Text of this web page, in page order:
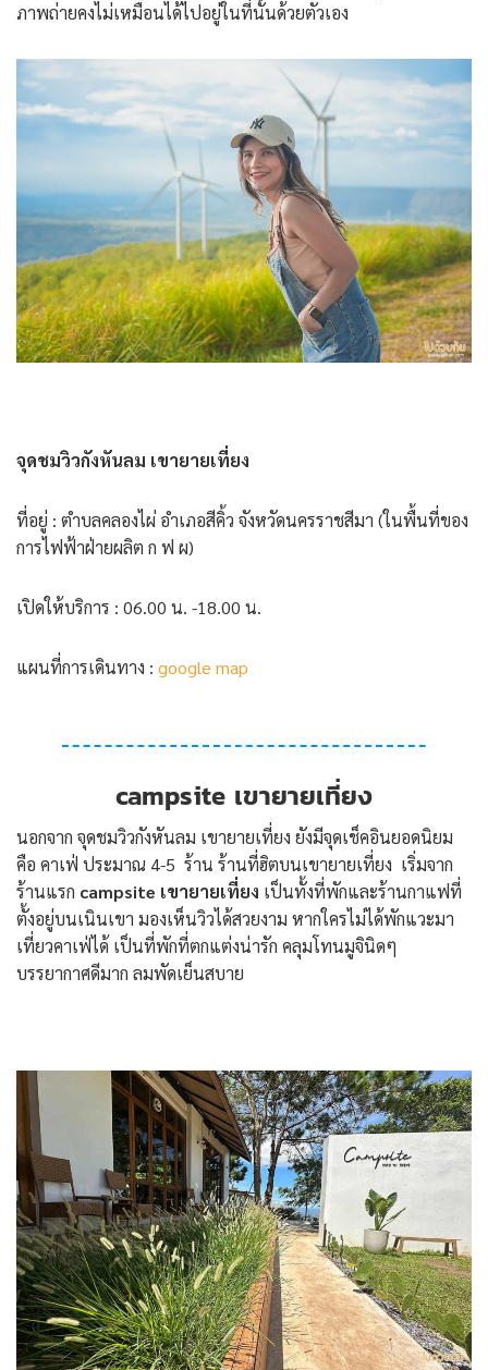
ภาพถ่ายคงไม่เหมือนได้ไปอยู่ในที่นั้นด้วยตัวเอง
จุดชมวิวกังหันลม เขายายเที่ยง
ที่อยู่ : ตำบลคลองไผ่ อำเภอสีคิ้ว จังหวัดนครราชสีมา (ในพื้นที่ของ
การไฟฟ้าฝ่ายผลิต ก ฟ ผ)
เปิดให้บริการ : 06.00 น. -18.00 น.
แผนที่การเดินทาง : google map
campsite เขายายเที่ยง
นอกจาก จุดชมวิวกังหันลม เขายายเที่ยง ยังมีจุดเช็คอินยอดนิยม
คือ คาเฟ่ ประมาณ 4-5 ร้าน ร้านที่ฮิตบนเขายายเที่ยง เริ่มจาก
ร้านแรก campsite เขายายเที่ยง เป็นทั้งที่พักและร้านกาแฟที่
ตั้งอยู่บนเนินเขา มองเห็นวิวได้สวยงาม หากใครไม่ได้พักแวะมา
เที่ยวคาเฟ่ได้ เป็นที่พักที่ตกแต่งน่ารัก คลุมโทนมูจินิดๆ
บรรยากาศดีมาก ลมพัดเย็นสบาย